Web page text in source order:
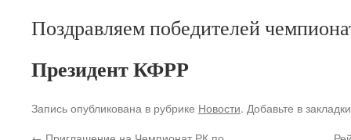
Поздравляем победителей
Президент КФРР
Запись опубликована в рубрике Новости. Добавьте в